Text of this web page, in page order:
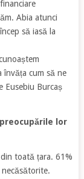
Abia atunci
să iasă la
învăța cum să ne
Eusebiu Burcaș
lor
toată țara. 61%